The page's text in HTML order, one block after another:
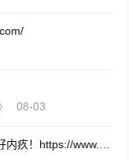
08-03